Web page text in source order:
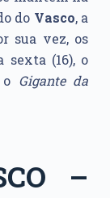
do Vasco, a
sua vez, os
(16), o
Gigante da
–